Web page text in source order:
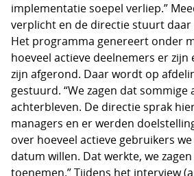
implementatie soepel verliep.”
verplicht en de directie stuurt
Het programma genereert onder
hoeveel actieve deelnemers er zijn
zijn afgerond. Daar wordt op
gestuurd. “We zagen dat sommige
achterbleven. De directie sprak
managers en er werden
over hoeveel actieve gebruikers
datum willen. Dat werkte, we
toenemen.” Tijdens het interview